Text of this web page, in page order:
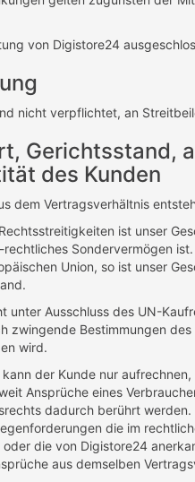
von Digistore24
nicht verpflichtet, an
Gerichtsstand,
des Kunden
dem Vertragsverhältnis
ist unser
Sondervermögen
Union, so ist unser
unter Ausschluss des UN-
zwingende Bestimmungen
wird.
der Kunde nur
Ansprüche eines
dadurch berührt
die im
die von Digistore24
aus demselben